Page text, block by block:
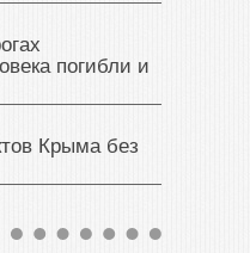
погибли и
Крыма без